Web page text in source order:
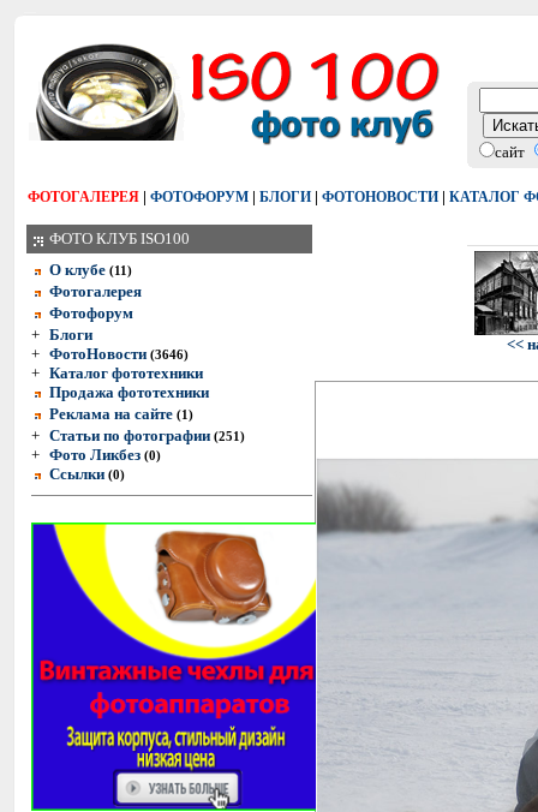
сайт
ФОТОГАЛЕРЕЯ | ФОТОФОРУМ | БЛОГИ | ФОТОНОВОСТИ | КАТАЛОГ
ФОТО КЛУБ ISO100
О клубе (11)
Фотогалерея
Фотофорум
+ Блоги
+ ФотоНовости (3646)
+ Каталог фототехники
Продажа фототехники
Реклама на сайте (1)
+ Статьи по фотографии (251)
+ Фото Ликбез (0)
Ссылки (0)
<<